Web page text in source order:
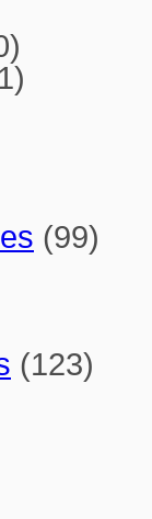
(99)
(123)